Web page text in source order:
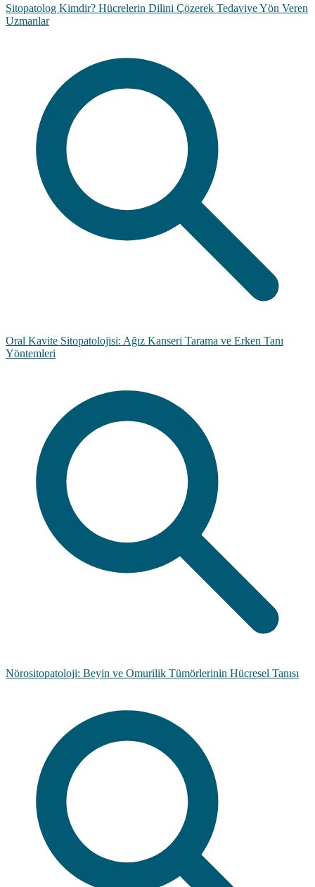
Sitopatolog Kimdir? Hücrelerin Dilini Çözerek Tedaviye Yön Veren
Uzmanlar
Oral Kavite Sitopatolojisi: Ağız Kanseri Tarama ve Erken Tanı
Yöntemleri
Nörositopatoloji: Beyin ve Omurilik Tümörlerinin Hücresel Tanısı